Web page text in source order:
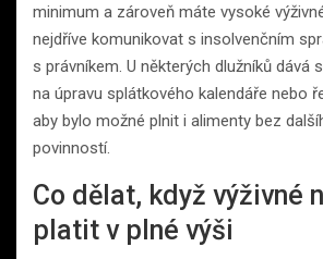
minimum a zároveň máte vysoké
nejdříve komunikovat s insolvenčním
s právníkem. U některých dlužníků dává
na úpravu splátkového kalendáře nebo
aby bylo možné plnit i alimenty bez
povinností.
Co dělat, když výživné
platit v plné výši